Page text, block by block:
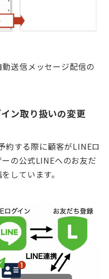
送信メッセージ配信の
ン取り扱いの変更
約する際に顧客がLINEロ
の公式LINEへのお友だ
しています。